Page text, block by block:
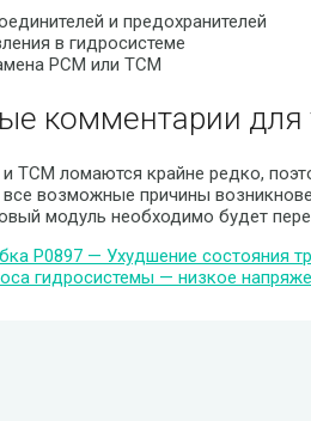
и предохранителей
в гидросистеме
PCM или TCM
комментарии для
TCM ломаются крайне редко,
возможные причины
модуль необходимо будет
P0897 — Ухудшение состояния
гидросистемы — низкое